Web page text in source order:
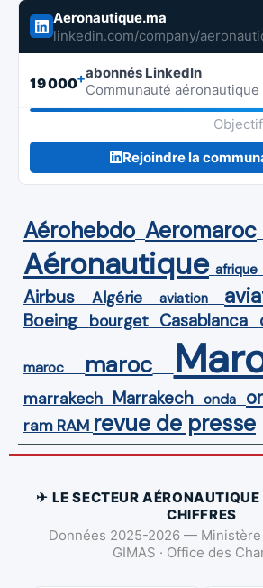
Aeronautique.ma
linkedin.com/company/
19 000+abonnés LinkedIn
Communauté aéronautique
Rejoindre la
Aérohebdo Aeromaroc
Aéronautique afrique
Airbus Algérie aviation
Boeing bourget Casablanca
maroc maroc
marrakech Marrakech onda
ram RAM revue de presse
✈ LE SECTEUR
CHIFFRES
Données 2025-2026 — Ministère
GIMAS · Office des